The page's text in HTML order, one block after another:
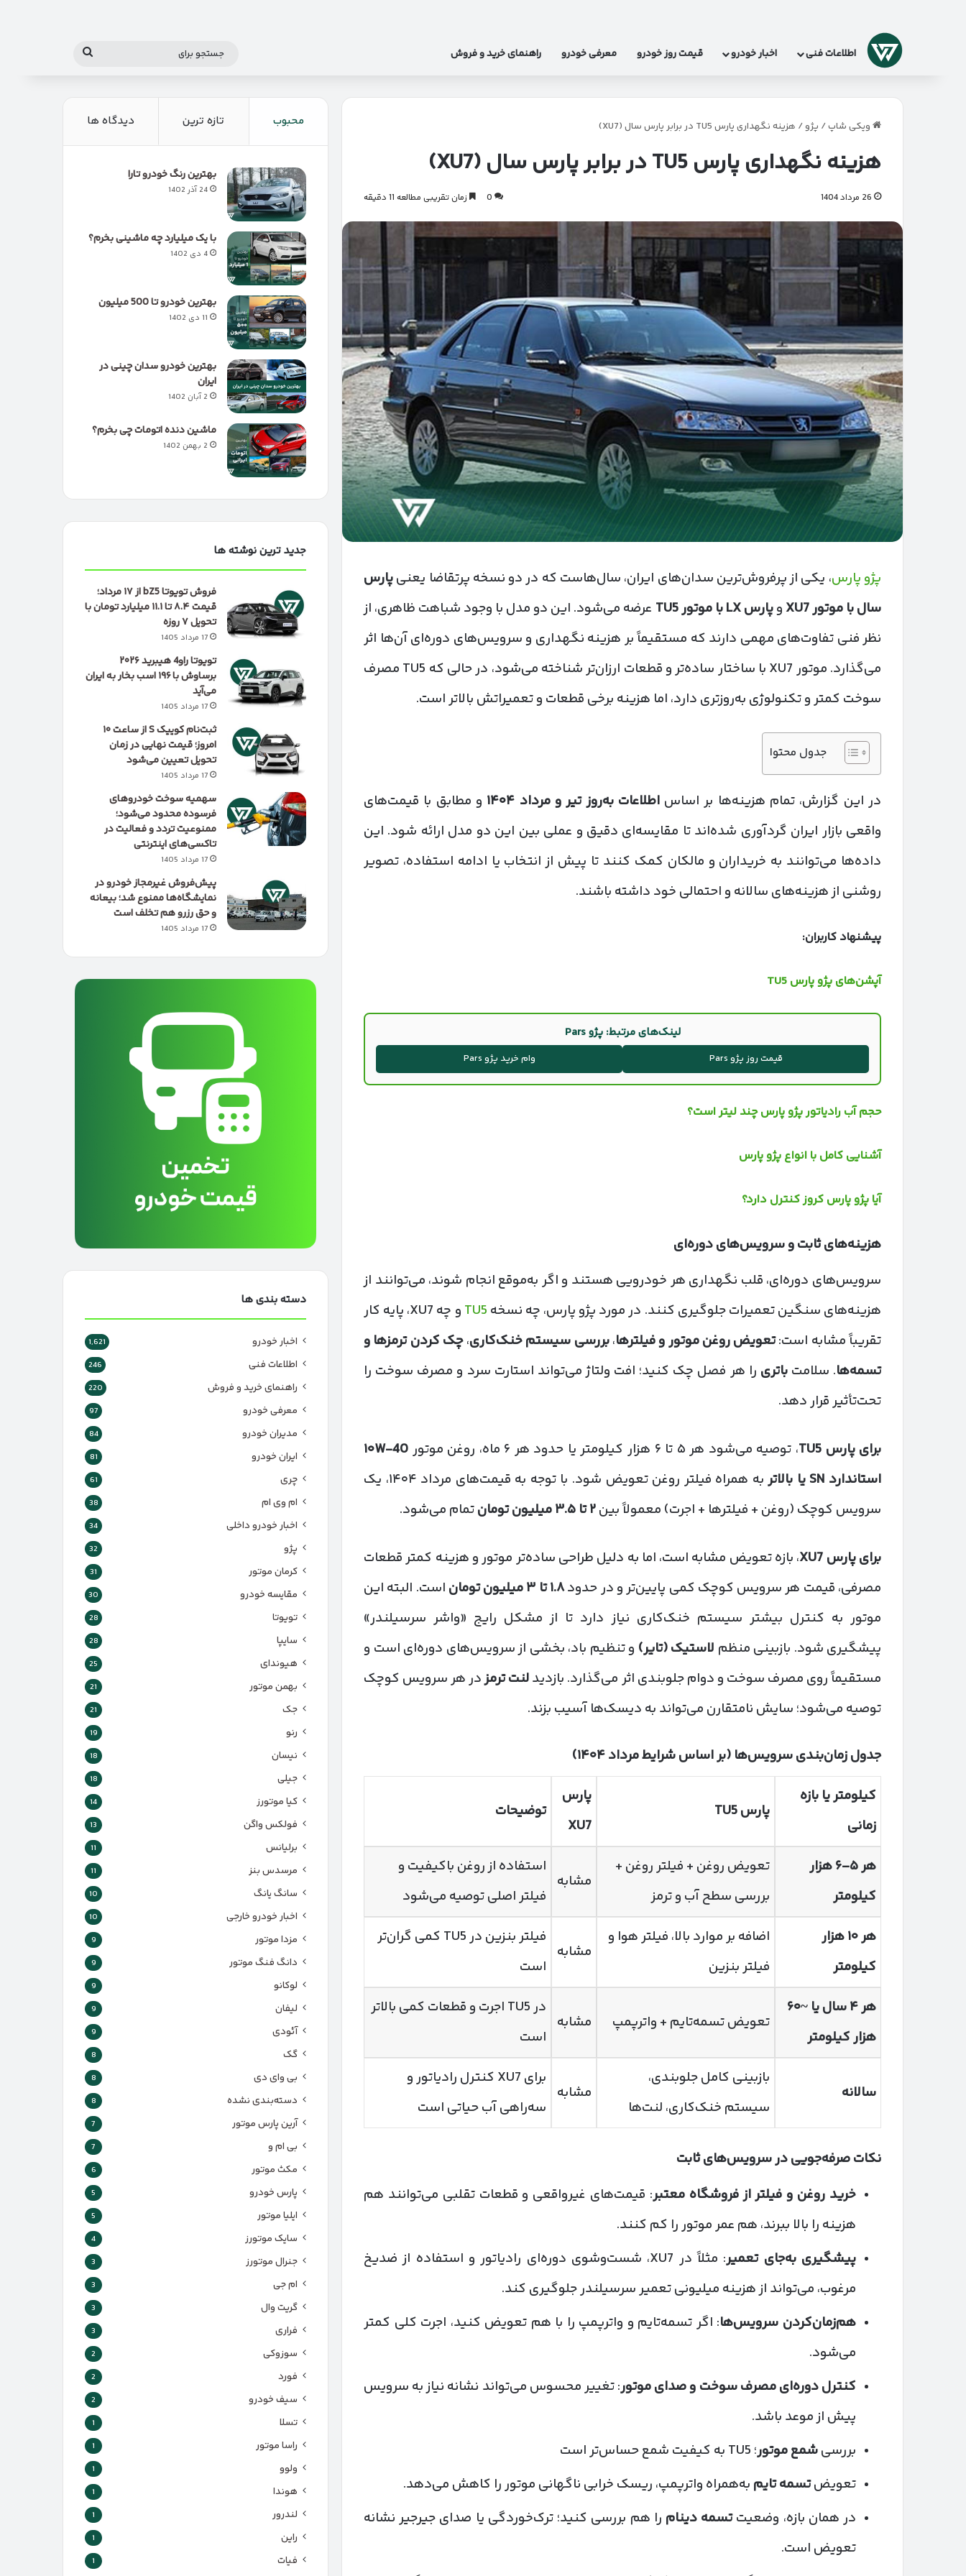
لوگو اطلاعات فنی اخبار خودرو قیمت روز خودرو معرفی خودرو راهنمای خرید و فروش
جستجو
ویکی شاپ/ پژو/ هزینه نگهداری پارس TU5 در برابر پارس سال (XU7)
هزینه نگهداری پارس TU5 در برابر پارس سال (XU7)
26 مرداد 1404 0 زمان تقریبی مطالعه 11 دقیقه
پژو پارس، یکی از پرفروش‌ترین سدان‌های ایران، سال‌هاست که در دو نسخه پرتقاضا یعنیپارس
سال با موتورXU7 وپارسLX با موتورTU5
عرضه می‌شود. این دو مدل با وجود شباهت ظاهری، از
نظر فنی تفاوت‌های مهمی دارند که مستقیماً بر هزینه نگهداری و سرویس‌های دوره‌ای آن‌ها اثر
می‌گذارد. موتور XU7 با ساختار ساده‌تر و قطعات ارزان‌تر شناخته می‌شود، در حالی که TU5 مصرف
سوخت کمتر و تکنولوژی به‌روزتری دارد، اما هزینه برخی قطعات و تعمیراتش بالاتر است.
جدول محتوا
در این گزارش، تمام هزینه‌ها بر اساساطلاعات به‌روز تیر و مرداد ۱۴۰۴ و مطابق با قیمت‌های
واقعی بازار ایران گردآوری شده‌اند تا مقایسه‌ای دقیق و عملی بین این دو مدل ارائه شود. این
داده‌ها می‌توانند به خریداران و مالکان کمک کنند تا پیش از انتخاب یا ادامه استفاده، تصویر
روشنی از هزینه‌های سالانه و احتمالی خود داشته باشند.
پیشنهاد کاربران:
آپشن‌های پژو پارس TU5
لینک‌های مرتبط: پژو Pars
قیمت روز پژو Pars وام خرید پژو Pars
حجم آب رادیاتور پژو پارس چند لیتر است؟
آشنایی کامل با انواع پژو پارس
آیا پژو پارس کروز کنترل دارد؟
هزینه‌های ثابت و سرویس‌های دوره‌ای
سرویس‌های دوره‌ای، قلب نگهداری هر خودرویی هستند و اگر به‌موقع انجام شوند، می‌توانند از
هزینه‌های سنگین تعمیرات جلوگیری کنند. در مورد پژو پارس، چه نسخه TU5
و چه XU7، پایه کار
تقریباً مشابه است:تعویض روغن موتور و فیلترها،بررسی سیستم خنک‌کاری،چک کردن ترمزها و
تسمه‌ها. سلامتباتری را هر فصل چک کنید؛ افت ولتاژ می‌تواند استارت سرد و مصرف سوخت را
تحت‌تأثیر قرار دهد.
برای پارس TU5 ، توصیه می‌شود هر ۵ تا ۶ هزار کیلومتر یا حدود هر ۶ ماه، روغن موتور ۱۰W-40
استاندارد
یا بالاتر
به همراه فیلتر روغن تعویض شود. با توجه به قیمت‌های مرداد ۱۴۰۴، یک
سرویس کوچک (روغن + فیلترها + اجرت) معمولاً بین۲تا ۳.۵میلیون تومانتمام می‌شود.
برای پارس
، بازه تعویض مشابه است، اما به دلیل طراحی ساده‌تر موتور و هزینه کمتر قطعات
مصرفی، قیمت هر سرویس کوچک کمی پایین‌تر و در حدود۱.۸تا ۳میلیون تومان است. البته این
موتور به کنترل بیشتر سیستم خنک‌کاری نیاز دارد تا از مشکل رایج «واشر سرسیلندر»
پیشگیری شود. بازبینی منظم لاستیک (تایر) و تنظیم باد، بخشی از سرویس‌های دوره‌ای است و
مستقیماً روی مصرف سوخت و دوام جلوبندی اثر می‌گذارد. بازدیدلنت ترمزدر هر سرویس کوچک
توصیه می‌شود؛ سایش نامتقارن می‌تواند به دیسک‌ها آسیب بزند.
جدول زمان‌بندی سرویس‌ها (بر اساس شرایط مرداد۱۴۰۴)
کیلومتر یا بازه
زمانی
پارسTU5
پارس
XU7
توضیحات
هر۵–۶هزار
کیلومتر
تعویض روغن + فیلتر روغن +
بررسی سطح آب و ترمز
مشابه
استفاده از روغن باکیفیت و
فیلتر اصلی توصیه می‌شود
هر۱۰هزار
کیلومتر
اضافه بر موارد بالا، فیلتر هوا و
فیلتر بنزین
مشابه
فیلتر بنزین در TU5 کمی گران‌تر
است
هر۴سال یا ~۶۰
هزار کیلومتر
تعویض تسمه‌تایم + واترپمپ مشابه
در TU5 اجرت و قطعات کمی بالاتر
است
سالانه
بازبینی کامل جلوبندی،
سیستم خنک‌کاری، لنت‌ها
مشابه
برای XU7 کنترل رادیاتور و
سه‌راهی آب حیاتی است
نکات صرفه‌جویی در سرویس‌های ثابت
خرید روغن و فیلتر از فروشگاه معتبر: قیمت‌های غیرواقعی و قطعات تقلبی می‌توانند هم
هزینه را بالا ببرند، هم عمر موتور را کم کنند.
پیشگیری به‌جای تعمیر
: مثلاً در XU7، شست‌وشوی دوره‌ای رادیاتور و استفاده از ضدیخ
مرغوب، می‌تواند از هزینه میلیونی تعمیر سرسیلندر جلوگیری کند.
هم‌زمان‌کردن سرویس‌ها: اگر تسمه‌تایم و واترپمپ را با هم تعویض کنید، اجرت کلی کمتر
می‌شود.
کنترل دوره‌ای مصرف سوخت و صدای موتور: تغییر محسوس می‌تواند نشانه نیاز به سرویس
پیش از موعد باشد.
بررسیشمع موتور؛ TU5 به کیفیت شمع حساس‌تر است
تعویضتسمه تایم به‌همراه واترپمپ، ریسک خرابی ناگهانی موتور را کاهش می‌دهد.
در همان بازه، وضعیتتسمه دینام را هم بررسی کنید؛ ترک‌خوردگی یا صدای جیرجیر نشانه
تعویض است.
محبوب تازه ترین دیدگاه ها
بهترین رنگ خودرو تارا
24 آذر 1402
با یک میلیارد چه ماشینی بخرم؟
4 دی 1402
بهترین خودرو تا 500 میلیون
11 دی 1402
بهترین خودرو سدان چینی در
ایران
2 آبان 1402
ماشین دنده اتومات چی بخرم؟
2 بهمن 1402
جدید ترین نوشته ها
فروش تویوتا bZ5 از ۱۷ مرداد؛
قیمت ۸.۴ تا ۱۱.۱ میلیارد تومان با
تحویل ۷ روزه
17 مرداد 1405
تویوتا راو4 هیبرید ۲۰۲۶
برساوش با ۱۹۶ اسب بخار به ایران
می‌آید
17 مرداد 1405
ثبت‌نام کوییک S از ساعت ۱۰
امروز؛ قیمت نهایی در زمان
تحویل تعیین می‌شود
17 مرداد 1405
سهمیه سوخت خودروهای
فرسوده محدود می‌شود؛
ممنوعیت تردد و فعالیت در
تاکسی‌های اینترنتی
17 مرداد 1405
پیش‌فروش غیرمجاز خودرو در
نمایشگاه‌ها ممنوع شد؛ بیعانه
و حق رزرو هم تخلف است
17 مرداد 1405
دسته بندی ها
اخبار خودرو 1,621
اطلاعات فنی 246
راهنمای خرید و فروش 220
معرفی خودرو 97
مدیران خودرو 84
ایران خودرو 81
چری 61
ام وی ام 38
اخبار خودرو داخلی 34
پژو 32
کرمان موتور 31
مقایسه خودرو 30
تویوتا 28
سایپا 28
هیوندای 25
بهمن موتور 21
جک 21
رنو 19
نیسان 18
جیلی 18
کیا موتورز 14
فولکس واگن 13
برلیانس 11
مرسدس بنز 11
سانگ یانگ 10
اخبار خودرو خارجی 10
مزدا موتور 9
دانگ فنگ موتور 9
لوکانو 9
لیفان 9
آئودی 9
گک 8
بی وای دی 8
دسته‌بندی نشده 8
آرین پارس موتور 7
بی ام و 7
مکث موتور 6
پارس‌ خودرو 5
ایلیا موتور 5
سایک موتورز 4
جنرال موتورز 3
ام جی 3
گریت وال 3
فراری 3
سوزوکی 2
فورد 2
سیف خودرو 2
تسلا 1
راسا موتور 1
ولوو 1
هوندا 1
لندرور 1
راین 1
فیات 1